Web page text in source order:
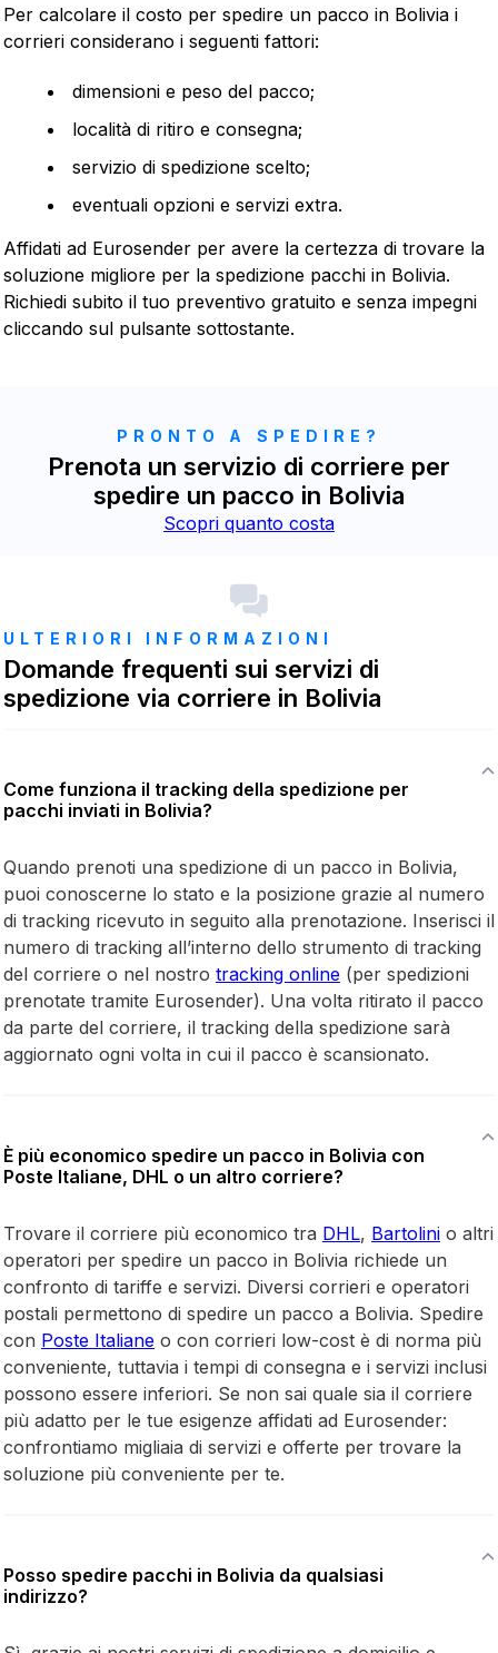
Per calcolare il costo per spedire un pacco in Bolivia i
corrieri considerano i seguenti fattori:
dimensioni e peso del pacco;
località di ritiro e consegna;
servizio di spedizione scelto;
eventuali opzioni e servizi extra.
Affidati ad Eurosender per avere la certezza di trovare la
soluzione migliore per la spedizione pacchi in Bolivia.
Richiedi subito il tuo preventivo gratuito e senza impegni
cliccando sul pulsante sottostante.
PRONTO A SPEDIRE?
Prenota un servizio di corriere per
spedire un pacco in Bolivia
Scopri quanto costa
ULTERIORI INFORMAZIONI
Domande frequenti sui servizi di
spedizione via corriere in Bolivia
Come funziona il tracking della spedizione per
pacchi inviati in Bolivia?
Quando prenoti una spedizione di un pacco in Bolivia,
puoi conoscerne lo stato e la posizione grazie al numero
di tracking ricevuto in seguito alla prenotazione. Inserisci il
numero di tracking all’interno dello strumento di tracking
del corriere o nel nostro tracking online (per spedizioni
prenotate tramite Eurosender). Una volta ritirato il pacco
da parte del corriere, il tracking della spedizione sarà
aggiornato ogni volta in cui il pacco è scansionato.
È più economico spedire un pacco in Bolivia con
Poste Italiane, DHL o un altro corriere?
Trovare il corriere più economico tra DHL, Bartolini o altri
operatori per spedire un pacco in Bolivia richiede un
confronto di tariffe e servizi. Diversi corrieri e operatori
postali permettono di spedire un pacco a Bolivia. Spedire
con Poste Italiane o con corrieri low-cost è di norma più
conveniente, tuttavia i tempi di consegna e i servizi inclusi
possono essere inferiori. Se non sai quale sia il corriere
più adatto per le tue esigenze affidati ad Eurosender:
confrontiamo migliaia di servizi e offerte per trovare la
soluzione più conveniente per te.
Posso spedire pacchi in Bolivia da qualsiasi
indirizzo?